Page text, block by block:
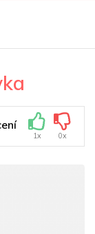
1x 0x